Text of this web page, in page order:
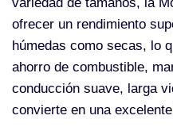
ofrecer un rendimiento
húmedas como secas, lo
ahorro de combustible,
conducción suave, larga
convierte en una